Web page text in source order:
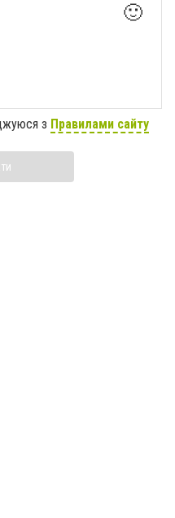
🙂
з Правилами сайту